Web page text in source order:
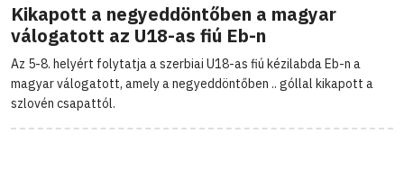
Kikapott a negyeddöntőben a magyar
válogatott az U18-as fiú Eb-n
Az 5-8. helyért folytatja a szerbiai U18-as fiú kézilabda Eb-n a
magyar válogatott, amely a negyeddöntőben .. góllal kikapott a
szlovén csapattól.